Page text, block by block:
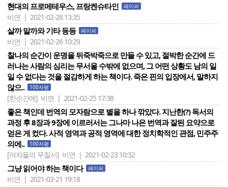
현대의 프로메테우스, 프랑켄슈타인 페이퍼
비연 | 2021-02-28 13:35
살까 말까와 기타 등등 페이퍼
비연 | 2021-02-26 10:29
찰나의 순간이 운명을 뒤죽박죽으로 만들 수 있고, 절박한 순간에 드
러나는 사람의 심리는 무서울 수밖에 없으며, 그 어떤 상황도 남의 일
일 수 없다는 것을 절감하게 하는 책이다. 죽은 핀의 입장에서, 말하지
않으..
100자평
[한순간에] 비연 | 2021-02-25 17:38
좋은 책인데 번역의 모자람으로 별을 하나 깎았다. 지난한(?) 독서의
과정 후 8장과 9장에 이르러서는 그나마 나은 번역과 잘된 요약으로
얻은 게 컸다. 사적 영역과 공적 영역에 대한 정치학적인 관점, 민주주
의에..
100자평
[여자들의 무질서] 비연 | 2021-02-23 10:32
그냥 읽어야 하는 책이다 페이퍼
비연 | 2021-02-21 19:18